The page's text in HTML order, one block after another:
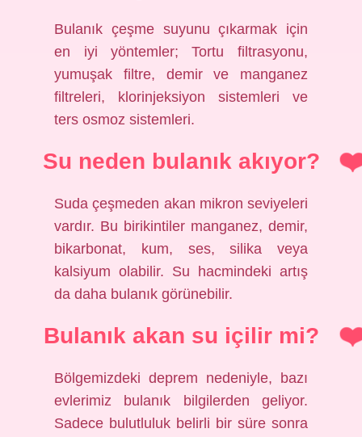
Bulanık çeşme suyunu çıkarmak için
en iyi yöntemler; Tortu filtrasyonu,
yumuşak filtre, demir ve manganez
filtreleri, klorinjeksiyon sistemleri ve
ters osmoz sistemleri.
Su neden bulanık akıyor?
Suda çeşmeden akan mikron seviyeleri
vardır. Bu birikintiler manganez, demir,
bikarbonat, kum, ses, silika veya
kalsiyum olabilir. Su hacmindeki artış
da daha bulanık görünebilir.
Bulanık akan su içilir mi?
Bölgemizdeki deprem nedeniyle, bazı
evlerimiz bulanık bilgilerden geliyor.
Sadece bulutluluk belirli bir süre sonra